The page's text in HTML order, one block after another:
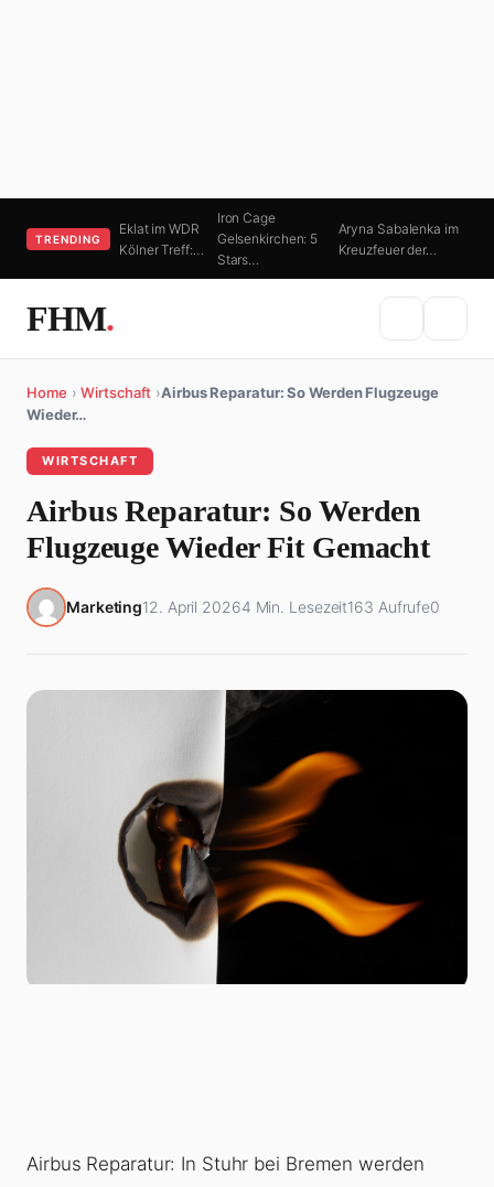
TRENDING
Eklat im WDR
Kölner Treff:…
Iron Cage
Gelsenkirchen: 5
Stars…
Aryna Sabalenka im
Kreuzfeuer der…
FHM.
Home › Wirtschaft ›Airbus Reparatur: So Werden Flugzeuge
Wieder…
WIRTSCHAFT
Airbus Reparatur: So Werden
Flugzeuge Wieder Fit Gemacht
Marketing12. April 20264 Min. Lesezeit163 Aufrufe0
Airbus Reparatur: In Stuhr bei Bremen werden